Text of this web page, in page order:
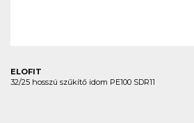
ELOFIT
32/25 hosszú szűkítő idom PE100 SDR11